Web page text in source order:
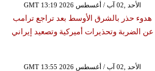
GMT 13:19 2026 الأحد ,02 آب / أغسطس
هدوء حذر بالشرق الأوسط بعد تراجع ترامب
عن الضربة وتحذيرات أميركية وتصعيد إيراني
GMT 13:55 2026 الأحد ,02 آب / أغسطس